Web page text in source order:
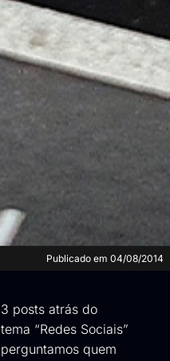
Publicado em 04/08/2014
3 posts atrás do
tema “Redes Sociais”
perguntamos quem